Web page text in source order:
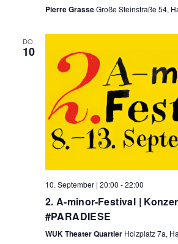
Pierre GrasseGroße Steinstraße 54,
DO.
10
10. September | 20:00 -22:00
2. A-minor-Festival |
#PARADIESE
WUK Theater Quartier Holzplatz 7a,